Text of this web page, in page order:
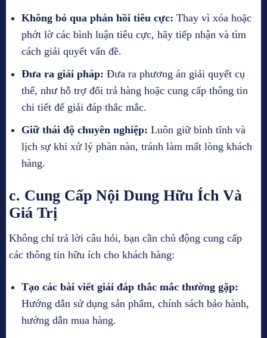
Không bỏ qua phản hồi tiêu cực: Thay vì xóa hoặc
phớt lờ các bình luận tiêu cực, hãy tiếp nhận và tìm
cách giải quyết vấn đề.
Đưa ra giải pháp: Đưa ra phương án giải quyết cụ
thể, như hỗ trợ đổi trả hàng hoặc cung cấp thông tin
chi tiết để giải đáp thắc mắc.
Giữ thái độ chuyên nghiệp: Luôn giữ bình tĩnh và
lịch sự khi xử lý phàn nàn, tránh làm mất lòng khách
hàng.
c. Cung Cấp Nội Dung Hữu Ích Và
Giá Trị
Không chỉ trả lời câu hỏi, bạn cần chủ động cung cấp
các thông tin hữu ích cho khách hàng:
Tạo các bài viết giải đáp thắc mắc thường gặp:
Hướng dẫn sử dụng sản phẩm, chính sách bảo hành,
hướng dẫn mua hàng.